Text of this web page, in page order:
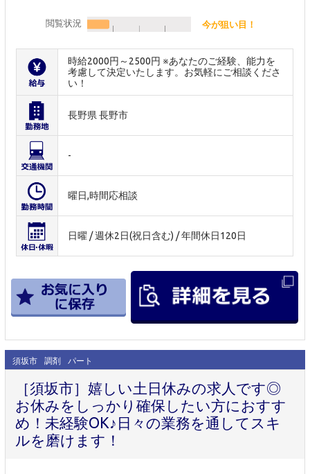
閲覧状況 今が狙い目！
時給2000円～2500円 ※あなたのご経験、能力を
考慮して決定いたします。お気軽にご相談くださ
い！
長野県 長野市
-
曜日,時間応相談
日曜 / 週休2日(祝日含む) / 年間休日120日
須坂市 調剤 パート
［須坂市］嬉しい土日休みの求人です◎
お休みをしっかり確保したい方におすす
め！未経験OK♪日々の業務を通してスキ
ルを磨けます！